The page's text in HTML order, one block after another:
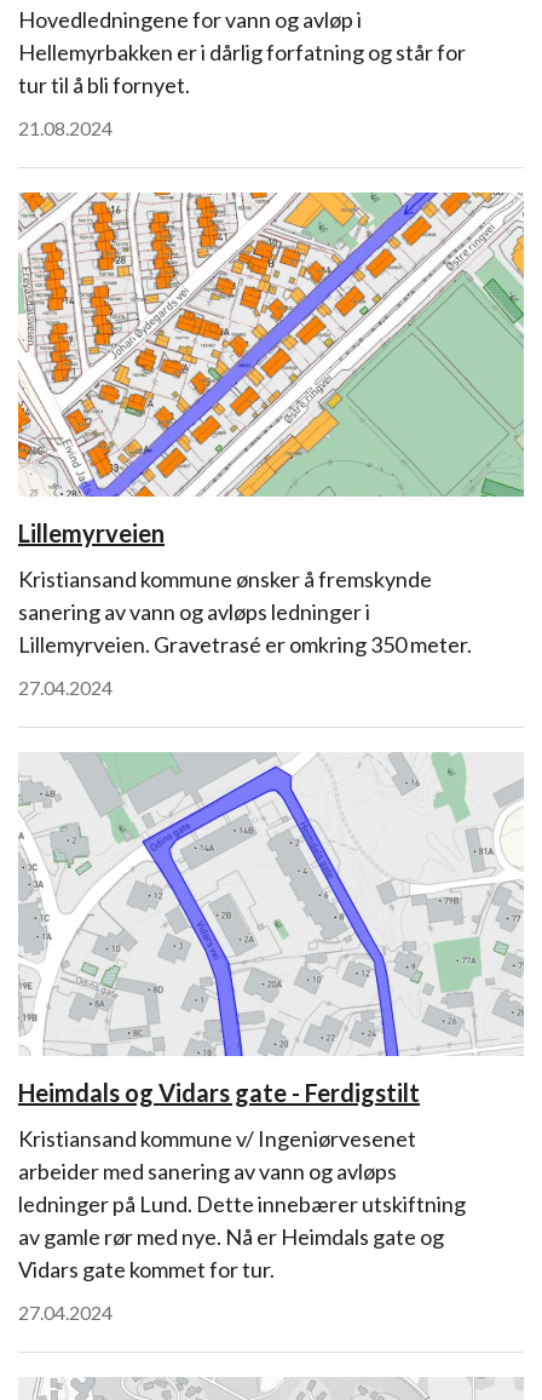
Hovedledningene for vann og avløp i
Hellemyrbakken er i dårlig forfatning og står for
tur til å bli fornyet.
21.08.2024
Lillemyrveien
Kristiansand kommune ønsker å fremskynde
sanering av vann og avløps ledninger i
Lillemyrveien. Gravetrasé er omkring 350 meter.
27.04.2024
Heimdals og Vidars gate - Ferdigstilt
Kristiansand kommune v/ Ingeniørvesenet
arbeider med sanering av vann og avløps
ledninger på Lund. Dette innebærer utskiftning
av gamle rør med nye. Nå er Heimdals gate og
Vidars gate kommet for tur.
27.04.2024